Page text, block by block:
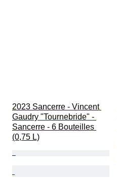
2023 Sancerre - Vincent
Gaudry "Tournebride" -
Sancerre - 6 Bouteilles
(0,75 L)